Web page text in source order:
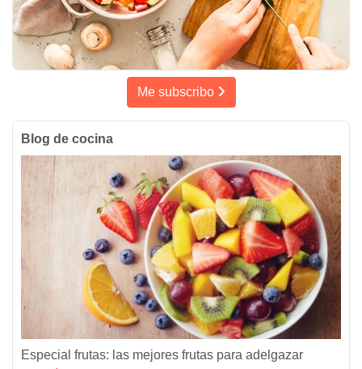
Me subscribo
Blog de cocina
Especial frutas: las mejores frutas para adelgazar